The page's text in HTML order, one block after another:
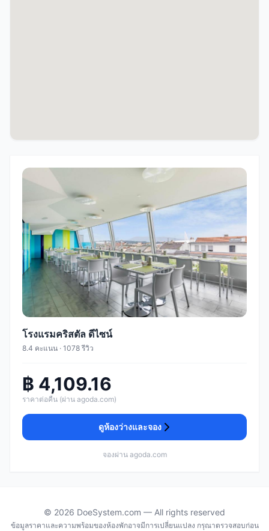
โรงแรมคริสตัล ดีไซน์
8.4 คะแนน · 1078 รีวิว
฿ 4,109.16
ราคาต่อคืน (ผ่าน agoda.com)
ดูห้องว่างและจอง
จองผ่าน agoda.com
© 2026 DoeSystem.com — All rights reserved
ข้อมูลราคาและความพร้อมของห้องพักอาจมีการเปลี่ยนแปลง กรุณาตรวจสอบก่อน